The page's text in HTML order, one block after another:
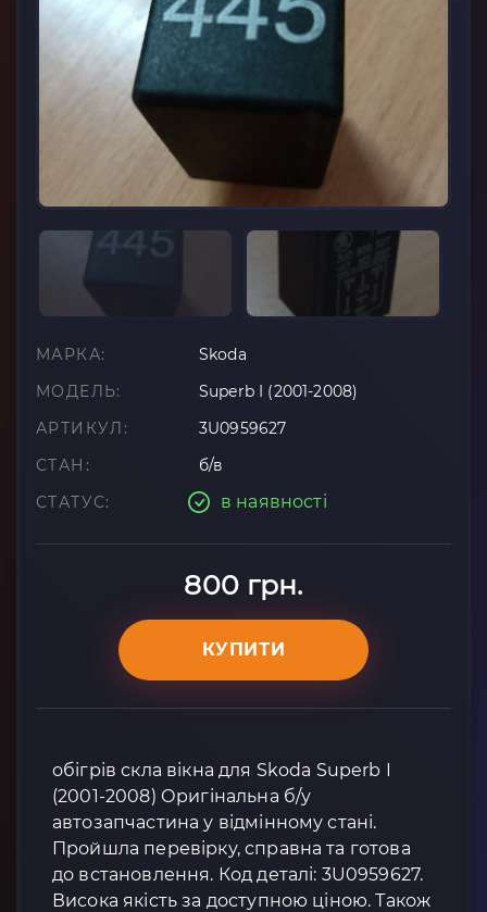
МАРКА:
Skoda
МОДЕЛЬ:
Superb I (2001-2008)
АРТИКУЛ:
3U0959627
СТАН:
б/в
СТАТУС:
в наявності
800 грн.
КУПИТИ
обігрів скла вікна для Skoda Superb I
(2001-2008) Оригінальна б/у
автозапчастина у відмінному стані.
Пройшла перевірку, справна та готова
до встановлення. Код деталі: 3U0959627.
Висока якість за доступною ціною. Також